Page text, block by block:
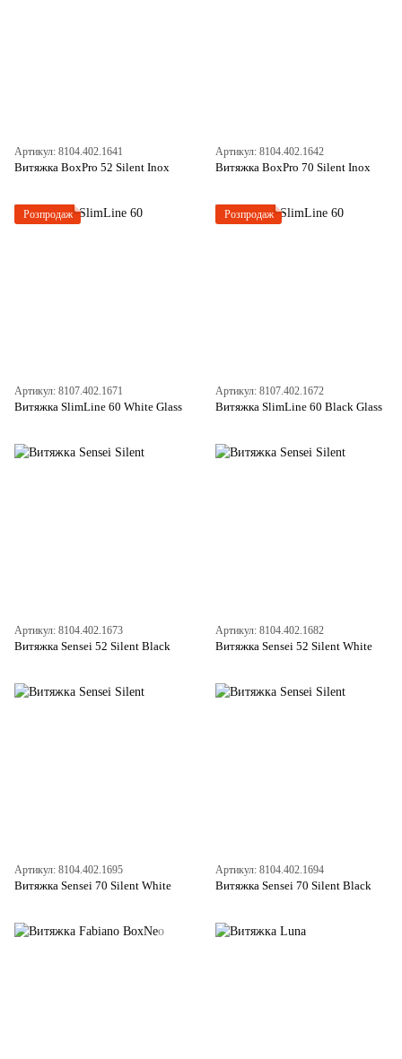
Артикул: 8104.402.1641
Витяжка BoxPro 52 Silent Inox
Артикул: 8104.402.1642
Витяжка BoxPro 70 Silent Inox
Розпродаж
Артикул: 8107.402.1671
Витяжка SlimLine 60 White Glass
Розпродаж
Артикул: 8107.402.1672
Витяжка SlimLine 60 Black Glass
Артикул: 8104.402.1673
Витяжка Sensei 52 Silent Black
Артикул: 8104.402.1682
Витяжка Sensei 52 Silent White
Артикул: 8104.402.1695
Витяжка Sensei 70 Silent White
Артикул: 8104.402.1694
Витяжка Sensei 70 Silent Black